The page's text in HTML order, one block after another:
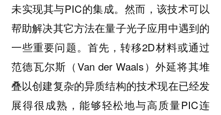
未实现其与PIC的集成。然而，该技术可以
帮助解决其它方法在量子光子应用中遇到的
一些重要问题。首先，转移2D材料或通过
范德瓦尔斯（Van der Waals）外延将其堆
叠以创建复杂的异质结构的技术现在已经发
展得很成熟，能够轻松地与高质量PIC连